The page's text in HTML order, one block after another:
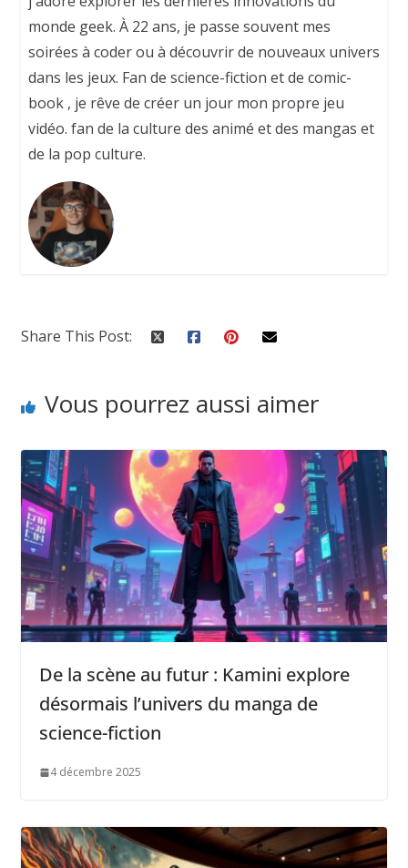
monde geek. À 22 ans, je passe souvent mes
soirées à coder ou à découvrir de nouveaux univers
dans les jeux. Fan de science-fiction et de comic-
book , je rêve de créer un jour mon propre jeu
vidéo. fan de la culture des animé et des mangas et
de la pop culture.
Share This Post:
Vous pourrez aussi aimer
De la scène au futur : Kamini explore
désormais l’univers du manga de
science-fiction
4 décembre 2025